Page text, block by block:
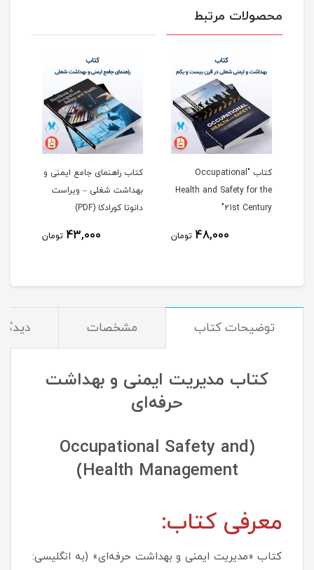
محصولات مرتبط
Health and
کتاب راهنمای جامع ایمنی و
بهداشت شغلی – ویراست
دانوتا کورادکا (PDF)
43,000
کتاب Fundamentals of
Occupational Safety and
Health
توضیحات کتاب مشخصات
کتاب مدیریت ایمنی و بهداشت
حرفه‌ای
(Occupational Safety and
Health Management)
معرفی کتاب:
کتاب «مدیریت ایمنی و بهداشت حرفه‌ای» (به انگلیسی: